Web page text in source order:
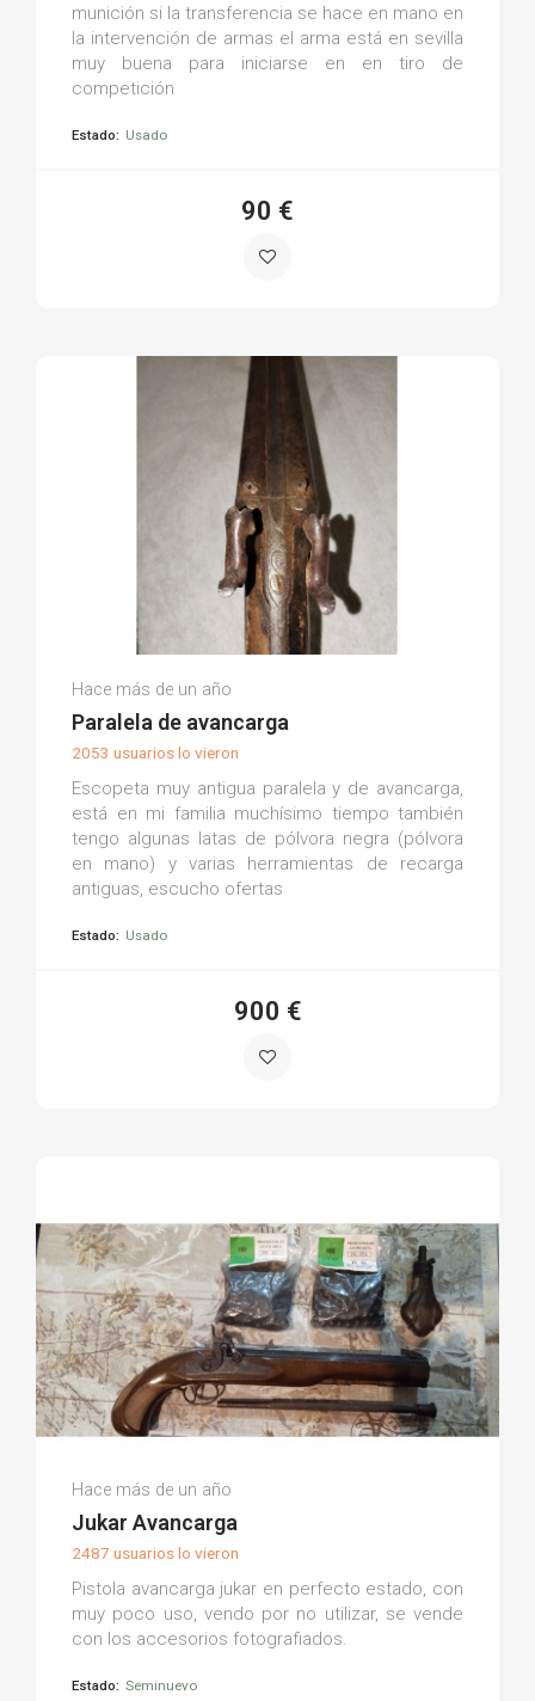
munición si la transferencia se hace en mano en
la intervención de armas el arma está en sevilla
muy buena para iniciarse en en tiro de
competición
Estado: Usado
90 €
Manuel E.
Hace más de un año
Paralela de avancarga
2053 usuarios lo vieron
Escopeta muy antigua paralela y de avancarga,
está en mi familia muchísimo tiempo también
tengo algunas latas de pólvora negra (pólvora
en mano) y varias herramientas de recarga
antiguas, escucho ofertas
Estado: Usado
900 €
Jose Antonio G.
Hace más de un año
Jukar Avancarga
2487 usuarios lo vieron
Pistola avancarga jukar en perfecto estado, con
muy poco uso, vendo por no utilizar, se vende
con los accesorios fotografiados.
Estado: Seminuevo